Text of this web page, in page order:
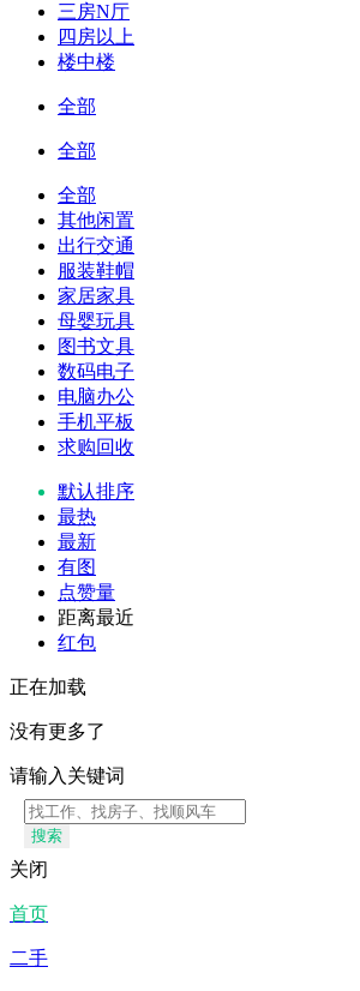
三房N厅
四房以上
楼中楼
全部
全部
全部
其他闲置
出行交通
服装鞋帽
家居家具
母婴玩具
图书文具
数码电子
电脑办公
手机平板
求购回收
默认排序
最热
最新
有图
点赞量
距离最近
红包
正在加载
没有更多了
请输入关键词
搜索
关闭
首页
二手